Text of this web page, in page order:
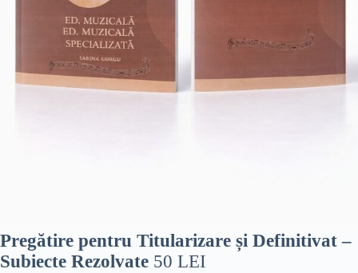
Pregătire pentru Titularizare și Definitivat –
Subiecte Rezolvate 50 LEI